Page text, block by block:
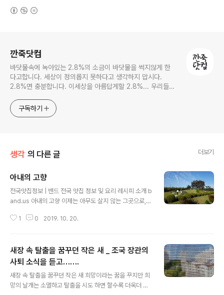
깐죽닷컴
바닷물속에 녹아있는 2.8%의 소금이 바닷물을 썩지않게 한
다고합니다. 세상이 정의롭지 못하다고 생각하지 맙시다.
2.8%면 충분합니다. 이세상을 아름답게할 2.8%... 우리들의
구독하기
생각 의 다른 글 더보기
아내의 고향
전국맛집정보 | 밴드 전국 맛집 정보 및 요리 레시피 소개 b
and.us 아내의 고향 이제는 아무도 살지 않는 그곳으로,
사진첩 세상 밖의 그리움으로 남은 지 오래 무덤가에 눈물
나뒹굴고 포근함을 안겨주는 고향이 그래도 그곳에 남아있
기에 안심합니다. 아무도 살지 않는 이 공간의 기억을 다시
금 묻고 돌아갑니다. [슈퍼앤슈퍼 - 홈] 최고의 제품, 최고
의 기술로 당신의 회사를 책임집니다 superandsuper.
modoo.at 인터넷마케팅, 부동산컨설팅, 영상제작, 홈피
1 0 2019. 10. 20.
새장 속 탈출을 꿈꾸던 작은 새 _ 조국 장관의
사퇴 소식을 듣고…….
새장 속 탈출을 꿈꾸던 작은 새 희망이라는 꿈을 꾸지만 희
망의 날개는 소멸하고 탈출을 시도 하면 할수록 더욱더 촘